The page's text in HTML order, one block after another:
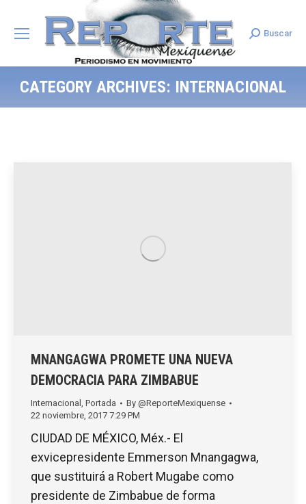
Search:
Buscar
CATEGORY ARCHIVES: INTERNACIONAL
MNANGAGWA PROMETE UNA NUEVA
DEMOCRACIA PARA ZIMBABUE
Internacional , Portada By @ReporteMexiquense
22 noviembre, 2017 7:29 PM
CIUDAD DE MÉXICO, Méx.- El
exvicepresidente Emmerson Mnangagwa,
que sustituirá a Robert Mugabe como
presidente de Zimbabue de forma